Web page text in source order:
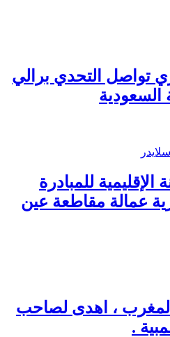
تواصل التحدي برالي
السعودية
سلايدر
للمبادرة
عمالة مقاطعة عين
، اهدى لصاحب
.